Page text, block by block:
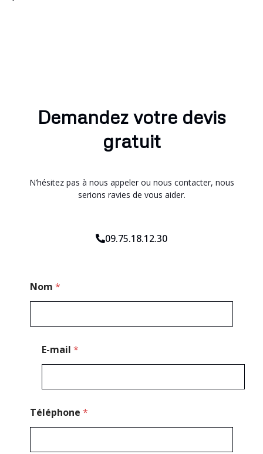
Demandez votre devis
gratuit
N’hésitez pas à nous appeler ou nous contacter, nous
serions ravies de vous aider.
09.75.18.12.30
Nom *
E-mail *
Téléphone *